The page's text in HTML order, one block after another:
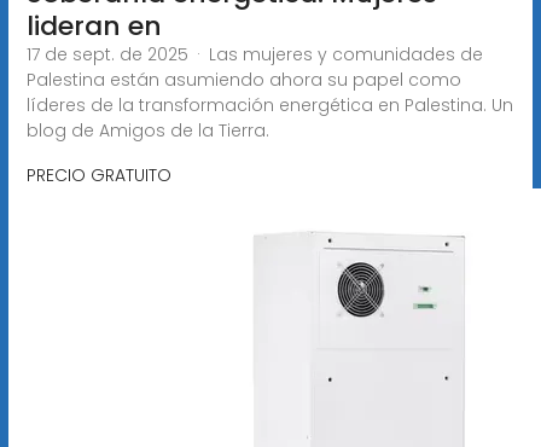
lideran en
17 de sept. de 2025 · Las mujeres y comunidades de
Palestina están asumiendo ahora su papel como
líderes de la transformación energética en Palestina. Un
blog de Amigos de la Tierra.
PRECIO GRATUITO